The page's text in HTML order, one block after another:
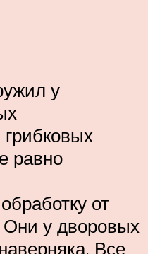
у
равно
от
Они у дворовых
Все